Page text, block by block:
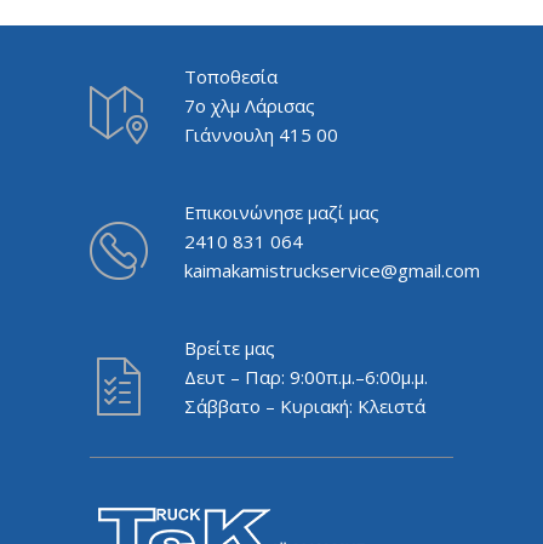
Τοποθεσία
7ο χλμ Λάρισας
Γιάννουλη 415 00
Επικοινώνησε μαζί μας
2410 831 064
kaimakamistruckservice@gmail.com
Βρείτε μας
Δευτ – Παρ: 9:00π.μ.–6:00μ.μ.
Σάββατο – Κυριακή: Κλειστά